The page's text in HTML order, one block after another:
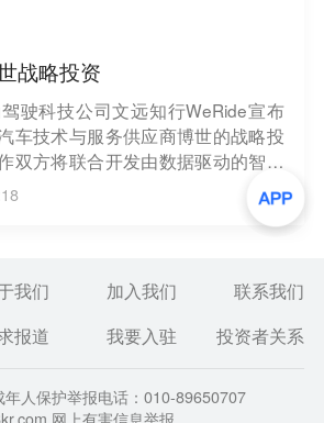
战略投资
驶科技公司文远知行WeRide宣布
车技术与服务供应商博世的战略投
双方将联合开发由数据驱动的智能
用于乘用车的SAE L2-3级自动驾驶
我们 加入我们
联系我们
报道 我要入驻 投资者关系
人保护举报电话：010-89650707